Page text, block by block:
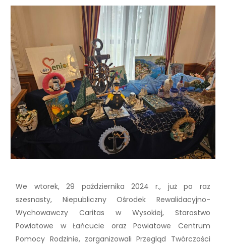
We wtorek, 29 października 2024 r., już po raz
szesnasty, Niepubliczny Ośrodek Rewalidacyjno-
Wychowawczy Caritas w Wysokiej, Starostwo
Powiatowe w Łańcucie oraz Powiatowe Centrum
Pomocy Rodzinie, zorganizowali Przegląd Twórczości